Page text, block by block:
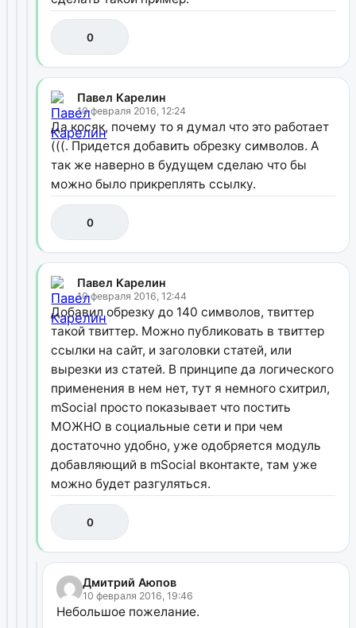
0
Павел Карелин
10 февраля 2016, 12:24
Да косяк, почему то я думал что это работает
(((. Придется добавить обрезку символов. А
так же наверно в будущем сделаю что бы
можно было прикреплять ссылку.
0
Павел Карелин
10 февраля 2016, 12:44
Добавил обрезку до 140 символов, твиттер
такой твиттер. Можно публиковать в твиттер
ссылки на сайт, и заголовки статей, или
вырезки из статей. В принципе да логического
применения в нем нет, тут я немного схитрил,
mSocial просто показывает что постить
МОЖНО в социальные сети и при чем
достаточно удобно, уже одобряется модуль
добавляющий в mSocial вконтакте, там уже
можно будет разгуляться.
0
Дмитрий Аюпов
10 февраля 2016, 19:46
Небольшое пожелание.